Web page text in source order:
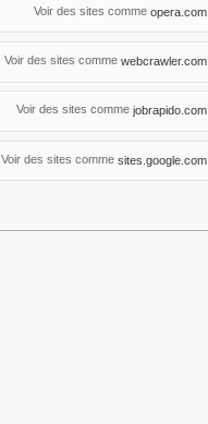
Voir des sites comme opera.com
Voir des sites comme webcrawler.com
Voir des sites comme jobrapido.com
Voir des sites comme sites.google.com